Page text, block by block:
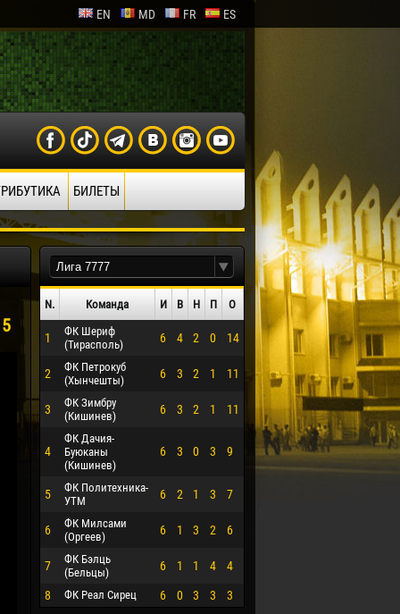
EN MD FR ES
БИЛЕТЫ
N. Команда И В Н П О
1
ФК Шериф
(Тирасполь)
6 4 2 0 14
2
ФК Петрокуб
(Хынчешты)
6 3 2 1 11
3
ФК Зимбру
(Кишинев)
6 3 2 1 11
4
ФК Дачия-
Буюканы
(Кишинев)
6 3 0 3 9
5
ФК Политехника-
УТМ
6 2 1 3 7
6
ФК Милсами
(Оргеев)
6 1 3 2 6
7
ФК Бэлць
(Бельцы)
6 1 1 4 4
8 ФК Реал Сирец 6 0 3 3 3